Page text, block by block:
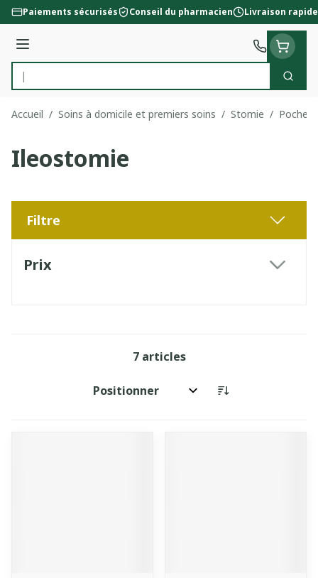
Aller au contenu
Paiements sécurisés Conseil du pharmacien Livraison rapide
Menu
Rechercher
Accueil / Soins à domicile et premiers soins / Stomie / Poche
Ileostomie
Filtre
Prix
7articles
Trier par: